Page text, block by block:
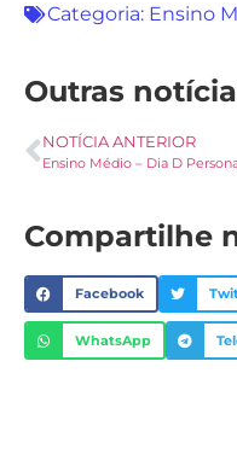
Categoria: Ensino
Outras
NOTÍCIA ANTERIOR
Compartilhe
Facebook
WhatsApp